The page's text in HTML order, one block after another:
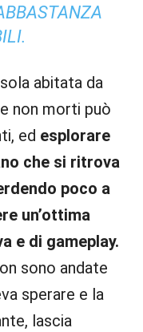
abitata da
non morti può
ed esplorare
che si ritrova
poco a
un’ottima
e di gameplay.
sono andate
sperare e la
lascia